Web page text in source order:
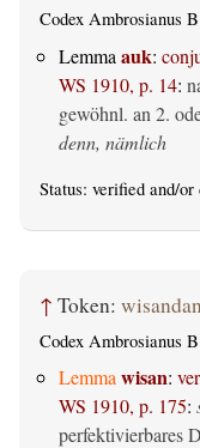
Codex Ambrosianus B
Lemma auk:
WS 1910, p. 14:
gewöhnl. an 2.
denn, nämlich
Status: verified and/or
↑ Token:
Codex Ambrosianus B
Lemma wisan:
WS 1910, p. 175:
perfektivierbares